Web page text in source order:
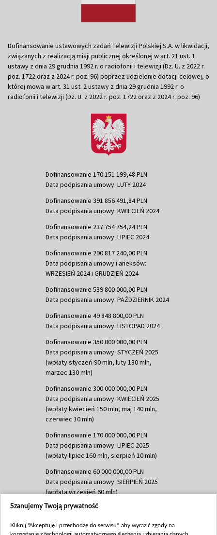
Dofinansowanie ustawowych zadań Telewizji Polskiej S.A. w likwidacji,
związanych z realizacją misji publicznej określonej w art. 21 ust. 1
ustawy z dnia 29 grudnia 1992 r. o radiofonii i telewizji (Dz. U. z 2022 r.
poz. 1722 oraz z 2024 r. poz. 96) poprzez udzielenie dotacji celowej, o
której mowa w art. 31 ust. 2 ustawy z dnia 29 grudnia 1992 r. o
radiofonii i telewizji (Dz. U. z 2022 r. poz. 1722 oraz z 2024 r. poz. 96)
Dofinansowanie 170 151 199,48 PLN
Data podpisania umowy: LUTY 2024
Dofinansowanie 391 856 491,84 PLN
Data podpisania umowy: KWIECIEŃ 2024
Dofinansowanie 237 754 754,24 PLN
Data podpisania umowy: LIPIEC 2024
Dofinansowanie 290 817 240,00 PLN
Data podpisania umowy i aneksów:
WRZESIEŃ 2024 i GRUDZIEŃ 2024
Dofinansowanie 539 800 000,00 PLN
Data podpisania umowy: PAŹDZIERNIK 2024
Dofinansowanie 49 848 800,00 PLN
Data podpisania umowy: LISTOPAD 2024
Dofinansowanie 350 000 000,00 PLN
Data podpisania umowy: STYCZEŃ 2025
(wpłaty styczeń 90 mln, luty 130 mln,
marzec 130 mln)
Dofinansowanie 300 000 000,00 PLN
Data podpisania umowy: KWIECIEŃ 2025
(wpłaty kwiecień 150 mln, maj 140 mln,
czerwiec 10 mln)
Dofinansowanie 170 000 000,00 PLN
Data podpisania umowy: LIPIEC 2025
(wpłaty lipiec 160 mln, sierpień 10 mln)
Dofinansowanie 60 000 000,00 PLN
Data podpisania umowy: SIERPIEŃ 2025
(wpłata wrzesień 60 mln)
Dofinansowanie 635 783 051,21 PLN
(wpłata wrzesień 100 mln, październik 350
Szanujemy Twoją prywatność
Kliknij "Akceptuję i przechodzę do serwisu", aby wyrazić zgody na